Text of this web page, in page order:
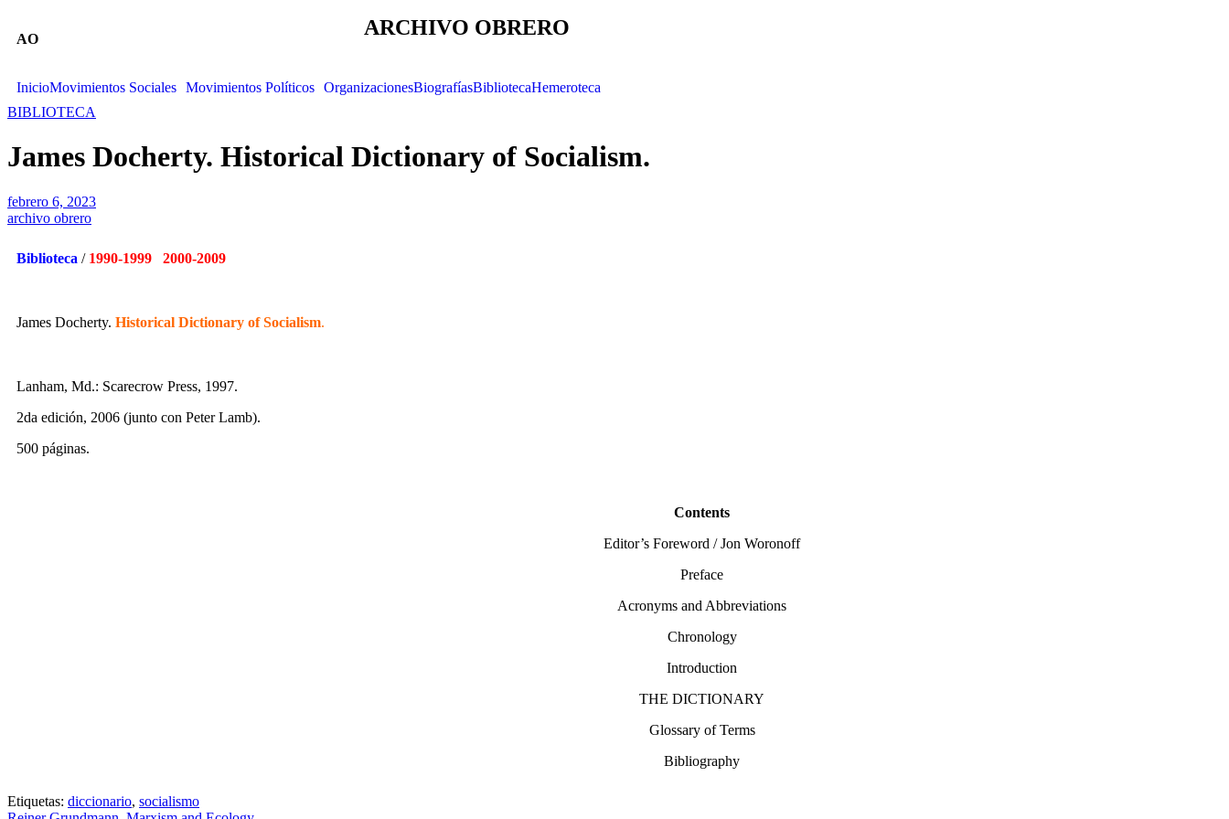
AO ARCHIVO OBRERO
InicioMovimientos Sociales Movimientos Políticos OrganizacionesBiografíasBibliotecaHemeroteca
BIBLIOTECA
James Docherty. Historical Dictionary of Socialism.
febrero 6, 2023
archivo obrero
Biblioteca / 1990-1999 2000-2009
James Docherty. Historical Dictionary of Socialism.
Lanham, Md.: Scarecrow Press, 1997.
2da edición, 2006 (junto con Peter Lamb).
500 páginas.
Contents
Editor’s Foreword / Jon Woronoff
Preface
Acronyms and Abbreviations
Chronology
Introduction
THE DICTIONARY
Glossary of Terms
Bibliography
Etiquetas: diccionario, socialismo